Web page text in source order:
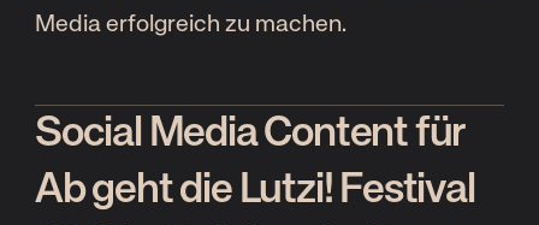
Media erfolgreich zu machen.
Social Media Content für
Ab geht die Lutzi! Festival